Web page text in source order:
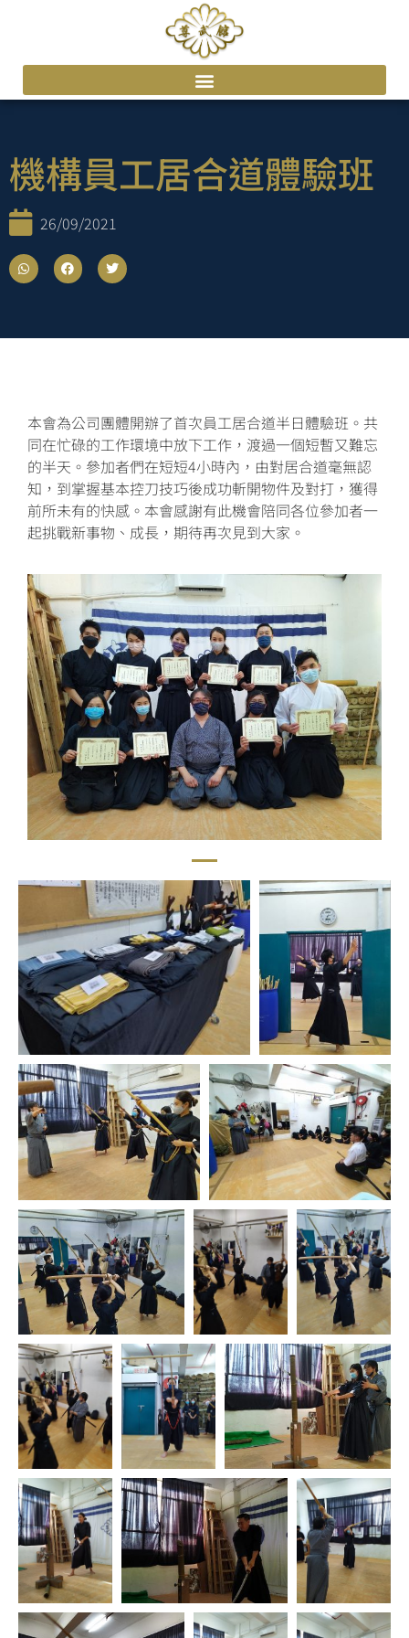
機構員工居合道體驗班
26/09/2021
本會為公司團體開辦了首次員工居合道半日體驗班。共
同在忙碌的工作環境中放下工作，渡過一個短暫又難忘
的半天。參加者們在短短4小時內，由對居合道毫無認
知，到掌握基本控刀技巧後成功斬開物件及對打，獲得
前所未有的快感。本會感謝有此機會陪同各位參加者一
起挑戰新事物、成長，期待再次見到大家。